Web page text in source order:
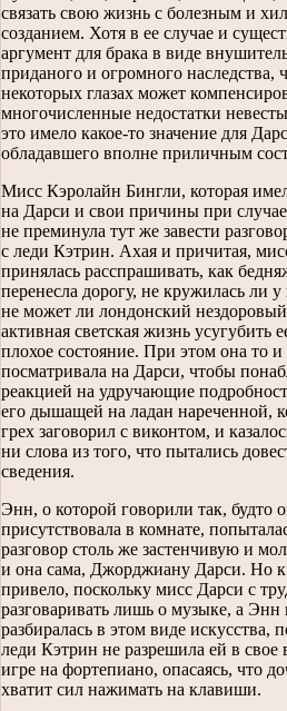
связать свою жизнь с болезным и
созданием. Хотя в ее случае и
аргумент для брака в виде
приданого и огромного наследства,
некоторых глазах может
многочисленные недостатки
это имело какое-то значение для
обладавшего вполне приличным
Мисс Кэролайн Бингли, которая
на Дарси и свои причины при
не преминула тут же завести
с леди Кэтрин. Ахая и причитая,
принялась расспрашивать, как
перенесла дорогу, не кружилась ли у
не может ли лондонский
активная светская жизнь усугубить
плохое состояние. При этом она то и
посматривала на Дарси, чтобы
реакцией на удручающие
его дышащей на ладан нареченной,
грех заговорил с виконтом, и
ни слова из того, что пытались
сведения.
Энн, о которой говорили так, будто
присутствовала в комнате,
разговор столь же застенчивую и
и она сама, Джорджиану Дарси. Но к
привело, поскольку мисс Дарси с
разговаривать лишь о музыке, а Энн
разбиралась в этом виде искусства,
леди Кэтрин не разрешила ей в свое
игре на фортепиано, опасаясь, что
хватит сил нажимать на клавиши.